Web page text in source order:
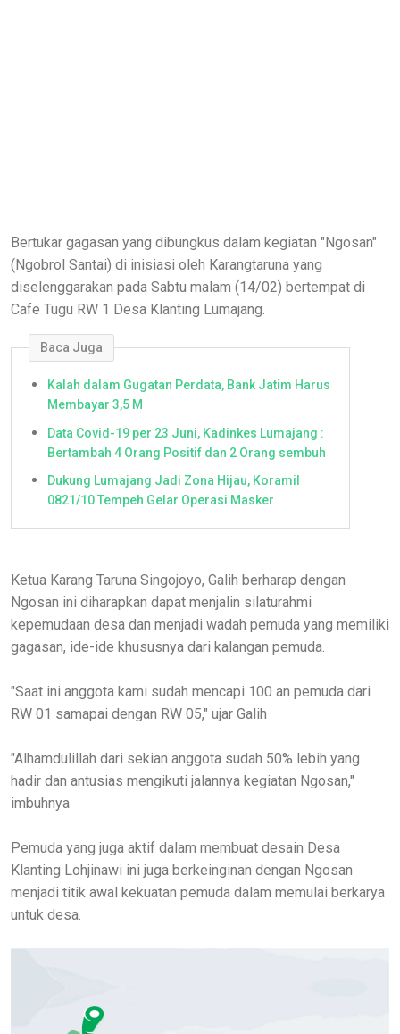
Bertukar gagasan yang dibungkus dalam kegiatan "Ngosan"
(Ngobrol Santai) di inisiasi oleh Karangtaruna yang
diselenggarakan pada Sabtu malam (14/02) bertempat di
Cafe Tugu RW 1 Desa Klanting Lumajang.
Baca Juga
Kalah dalam Gugatan Perdata, Bank Jatim Harus
Membayar 3,5 M
Data Covid-19 per 23 Juni, Kadinkes Lumajang :
Bertambah 4 Orang Positif dan 2 Orang sembuh
Dukung Lumajang Jadi Zona Hijau, Koramil
0821/10 Tempeh Gelar Operasi Masker
Ketua Karang Taruna Singojoyo, Galih berharap dengan
Ngosan ini diharapkan dapat menjalin silaturahmi
kepemudaan desa dan menjadi wadah pemuda yang memiliki
gagasan, ide-ide khususnya dari kalangan pemuda.
"Saat ini anggota kami sudah mencapi 100 an pemuda dari
RW 01 samapai dengan RW 05," ujar Galih
"Alhamdulillah dari sekian anggota sudah 50% lebih yang
hadir dan antusias mengikuti jalannya kegiatan Ngosan,"
imbuhnya
Pemuda yang juga aktif dalam membuat desain Desa
Klanting Lohjinawi ini juga berkeinginan dengan Ngosan
menjadi titik awal kekuatan pemuda dalam memulai berkarya
untuk desa.